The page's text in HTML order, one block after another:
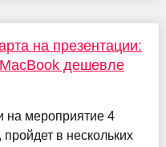
на презентации:
дешевле
на мероприятие 4
в нескольких